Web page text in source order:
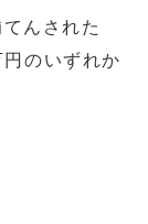
んされた
のいずれか